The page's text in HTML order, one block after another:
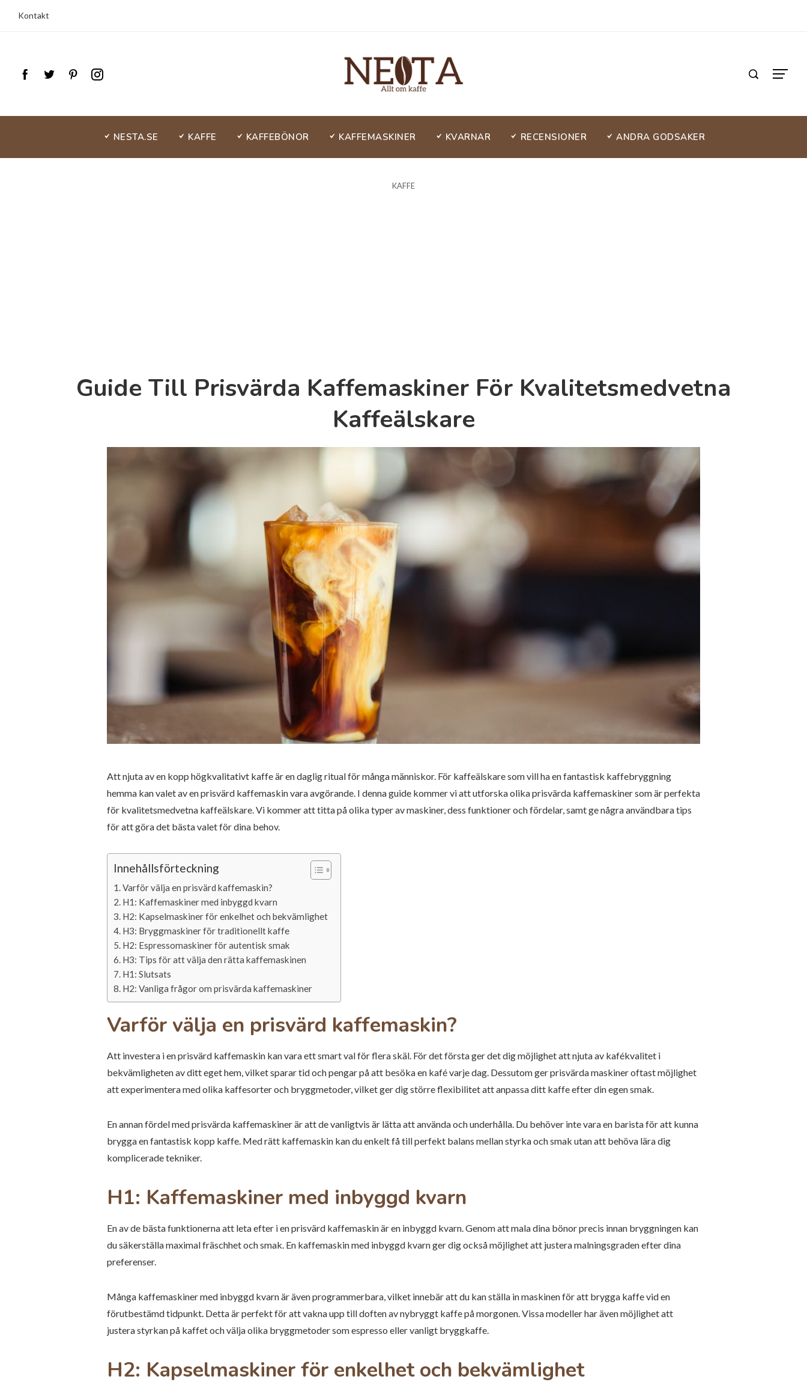
Kontakt
NESTA.SE KAFFE KAFFEBÖNOR KAFFEMASKINER KVARNAR RECENSIONER ANDRA GODSAKER
KAFFE
Guide Till Prisvärda Kaffemaskiner För Kvalitetsmedvetna
Kaffeälskare
Att njuta av en kopp högkvalitativt kaffe är en daglig ritual för många människor. För kaffeälskare som vill ha en fantastisk kaffebryggning
hemma kan valet av en prisvärd kaffemaskin vara avgörande. I denna guide kommer vi att utforska olika prisvärda kaffemaskiner som är perfekta
för kvalitetsmedvetna kaffeälskare. Vi kommer att titta på olika typer av maskiner, dess funktioner och fördelar, samt ge några användbara tips
för att göra det bästa valet för dina behov.
Innehållsförteckning
Varför välja en prisvärd kaffemaskin?
H1: Kaffemaskiner med inbyggd kvarn
H2: Kapselmaskiner för enkelhet och bekvämlighet
H3: Bryggmaskiner för traditionellt kaffe
H2: Espressomaskiner för autentisk smak
H3: Tips för att välja den rätta kaffemaskinen
H1: Slutsats
H2: Vanliga frågor om prisvärda kaffemaskiner
Varför välja en prisvärd kaffemaskin?
Att investera i en prisvärd kaffemaskin kan vara ett smart val för flera skäl. För det första ger det dig möjlighet att njuta av kafékvalitet i
bekvämligheten av ditt eget hem, vilket sparar tid och pengar på att besöka en kafé varje dag. Dessutom ger prisvärda maskiner oftast möjlighet
att experimentera med olika kaffesorter och bryggmetoder, vilket ger dig större flexibilitet att anpassa ditt kaffe efter din egen smak.
En annan fördel med prisvärda kaffemaskiner är att de vanligtvis är lätta att använda och underhålla. Du behöver inte vara en barista för att kunna
brygga en fantastisk kopp kaffe. Med rätt kaffemaskin kan du enkelt få till perfekt balans mellan styrka och smak utan att behöva lära dig
komplicerade tekniker.
H1: Kaffemaskiner med inbyggd kvarn
En av de bästa funktionerna att leta efter i en prisvärd kaffemaskin är en inbyggd kvarn. Genom att mala dina bönor precis innan bryggningen kan
du säkerställa maximal fräschhet och smak. En kaffemaskin med inbyggd kvarn ger dig också möjlighet att justera malningsgraden efter dina
preferenser.
Många kaffemaskiner med inbyggd kvarn är även programmerbara, vilket innebär att du kan ställa in maskinen för att brygga kaffe vid en
förutbestämd tidpunkt. Detta är perfekt för att vakna upp till doften av nybryggt kaffe på morgonen. Vissa modeller har även möjlighet att
justera styrkan på kaffet och välja olika bryggmetoder som espresso eller vanligt bryggkaffe.
H2: Kapselmaskiner för enkelhet och bekvämlighet